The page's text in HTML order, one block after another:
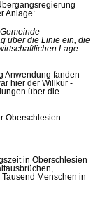
Anlage:
über die Linie ein, die
Lage
Anwendung fanden
hier der Willkür -
über die
Oberschlesien.
in Oberschlesien
Menschen in